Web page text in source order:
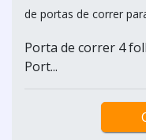
de portas de correr
Porta de correr 4
Port...